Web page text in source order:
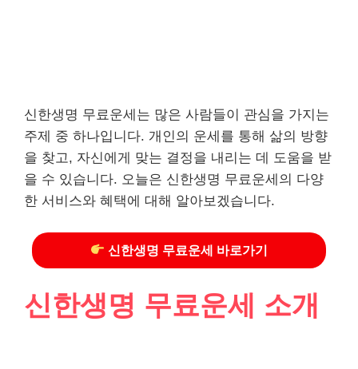
신한생명 무료운세는 많은 사람들이 관심을 가지는
주제 중 하나입니다. 개인의 운세를 통해 삶의 방향
을 찾고, 자신에게 맞는 결정을 내리는 데 도움을 받
을 수 있습니다. 오늘은 신한생명 무료운세의 다양
한 서비스와 혜택에 대해 알아보겠습니다.
신한생명 무료운세 바로가기
신한생명 무료운세 소개